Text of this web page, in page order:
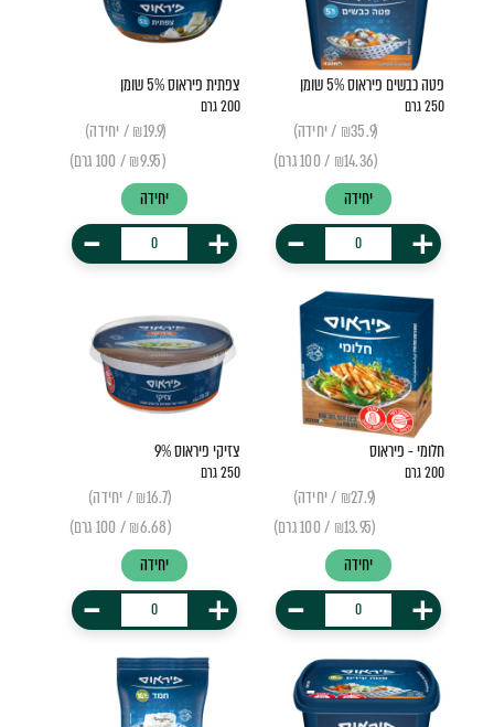
פטה כבשים פיראוס 5% שומן
250 גרם
(₪35.9 / יחידה)
(₪14.36 / 100 גרם)
יחידה
+
-
צפתית פיראוס 5% שומן
200 גרם
(₪19.9 / יחידה)
(₪9.95 / 100 גרם)
יחידה
+
-
חלומי - פיראוס
200 גרם
(₪27.9 / יחידה)
(₪13.95 / 100 גרם)
יחידה
+
-
צזיקי פיראוס 9%
250 גרם
(₪16.7 / יחידה)
(₪6.68 / 100 גרם)
יחידה
+
-